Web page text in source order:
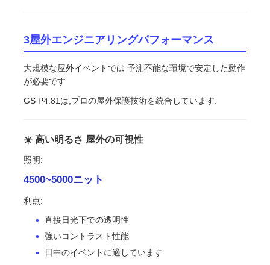
3屋外エンジニアリングパフォーマンス
大規模な屋外イベントでは 予測不能な環境で安定した動作
が必要です
GS P4.81は,プロの屋外保護技術を統合しています.
☀️ 高い明るさ 屋外の可視性
照明:
4500~5000ニット
利点:
直接日光下での透明性
強いコントラスト性能
日中のイベントに適しています